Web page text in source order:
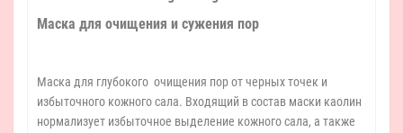
Маска для очищения и сужения пор
Маска для глубокого очищения пор от черных точек и
избыточного кожного сала. Входящий в состав маски каолин
нормализует избыточное выделение кожного сала, а также